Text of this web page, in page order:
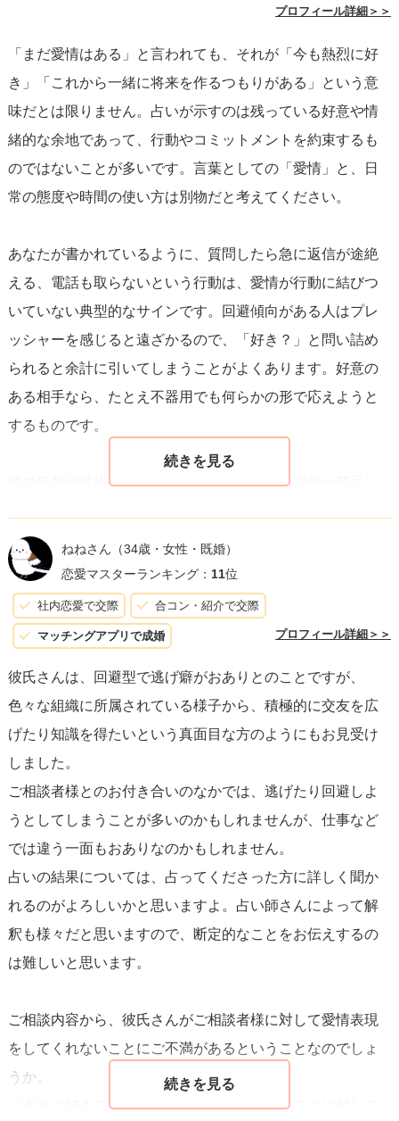
プロフィール詳細＞＞
「まだ愛情はある」と言われても、それが「今も熱烈に好
き」「これから一緒に将来を作るつもりがある」という意
味だとは限りません。占いが示すのは残っている好意や情
緒的な余地であって、行動やコミットメントを約束するも
のではないことが多いです。言葉としての「愛情」と、日
常の態度や時間の使い方は別物だと考えてください。
あなたが書かれているように、質問したら急に返信が途絶
える、電話も取らないという行動は、愛情が行動に結びつ
いていない典型的なサインです。回避傾向がある人はプレ
ッシャーを感じると遠ざかるので、「好き？」と問い詰め
られると余計に引いてしまうことがよくあります。好意の
ある相手なら、たとえ不器用でも何らかの形で応えようと
するものです。
彼の所属や性格（青年会・組合、回避型、言語化が苦手）
現や関わり方があなたの期待と合っていない可能性が高い
です。また、行動が伴わない理由は単に性格的なものかも
しれませんし、優先順位の違いや別の事情があるかもしれ
ません。可能性として他の人の存在を疑う余地もゼロでは
ありませんが、事実確認なしに断定はできません。
あなたがその態度に対してつらさを感じているなら、それ
は重要なサインです。繰り返し傷つく関係は、相手がどん
なに言葉では「愛情がある」と言っても、あなたを大切に
しているとは言えません。感情だけで自分を我慢し続ける
必要はありません。
年齢は25歳とのことですから、時間的な余裕は30代と比べ
ればありますが、それでも「待ち続ける」時間はあなたの
生活や心に影響します。自分が求める関係性（安心感や頻
度、将来の話）を明確にし、それを満たしてくれる相手か
あなたが望むのは、言葉だけでなく日常の中で「大切にさ
れている」と感じられる関係だと思います。現状でそれが
感じられないなら、相手が変わるのをただ待つより、自分
ねねさん （34歳・女性・既婚）
恋愛マスターランキング： 11位
社内恋愛で交際 合コン・紹介で交際
マッチングアプリで成婚 プロフィール詳細＞＞
彼氏さんは、回避型で逃げ癖がおありとのことですが、
色々な組織に所属されている様子から、積極的に交友を広
げたり知識を得たいという真面目な方のようにもお見受け
しました。
ご相談者様とのお付き合いのなかでは、逃げたり回避しよ
うとしてしまうことが多いのかもしれませんが、仕事など
では違う一面もおありなのかもしれません。
占いの結果については、占ってくださった方に詳しく聞か
れるのがよろしいかと思いますよ。占い師さんによって解
釈も様々だと思いますので、断定的なことをお伝えするの
は難しいと思います。
ご相談内容から、彼氏さんがご相談者様に対して愛情表現
をしてくれないことにご不満があるということなのでしょ
うか。
「本当に好き？」とご相談者様が尋ねられたことに対して